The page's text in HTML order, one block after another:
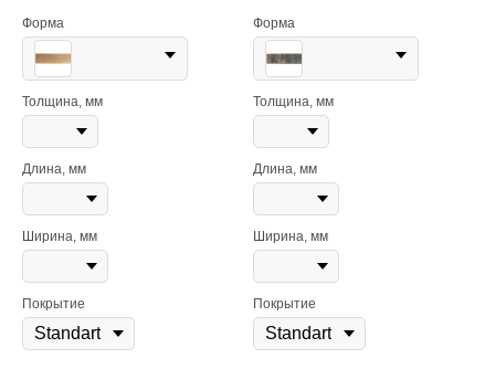
Форма
Толщина, мм
Длина, мм
Ширина, мм
Покрытие
Форма
Толщина, мм
Длина, мм
Ширина, мм
Покрытие